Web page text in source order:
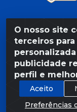
O nosso site
terceiros
publicidade
perfil e
Aceito
Preferências
Razão Social:
103 - São